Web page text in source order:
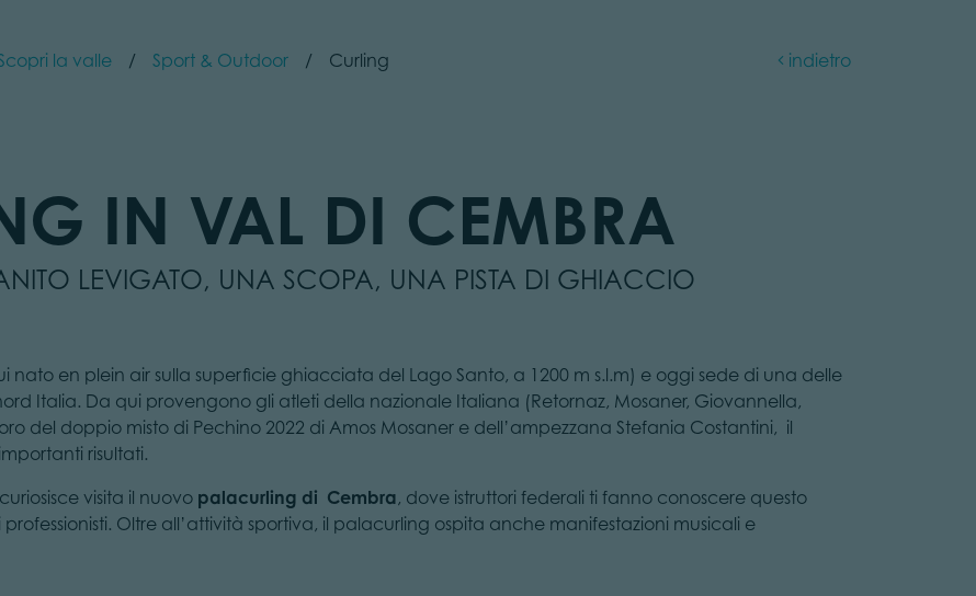
la valle Sport & Outdoor Curling indietro
IN VAL DI CEMBRA
LEVIGATO, UNA SCOPA, UNA PISTA DI GHIACCIO
en plein air sulla superficie ghiacciata del Lago Santo, a 1200 m s.l.m) e oggi sede di una delle
Italia. Da qui provengono gli atleti della nazionale Italiana (Retornaz, Mosaner, Giovannella,
del doppio misto di Pechino 2022 di Amos Mosaner e dell’ampezzana Stefania Costantini, il
risultati.
visita il nuovo palacurling di Cembra, dove istruttori federali ti fanno conoscere questo
Oltre all’attività sportiva, il palacurling ospita anche manifestazioni musicali e